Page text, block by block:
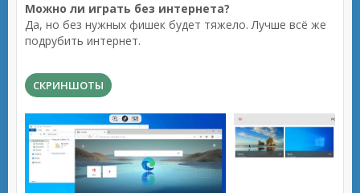
Можно ли играть без интернета?
Да, но без нужных фишек будет тяжело. Лучше всё же
подрубить интернет.
СКРИНШОТЫ